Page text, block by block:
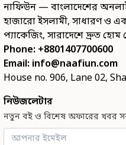
নাফিউন — বাংলাদেশের
হাজারো ইসলামী, সাধারণ ও
প্যাকেজিং, সারাদেশে দ্রুত
Phone: +8801407700600
Email: info@naafiun.com
House no. 906, Lane 02,
নিউজলেটার
নতুন বই ও বিশেষ অফারের খবর